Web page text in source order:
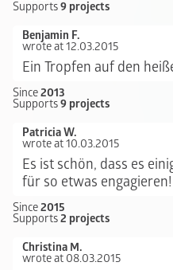
Supports9 projects
Benjamin F.
wrote at 12.03.2015
Ein Tropfen auf den
Since2013
Supports9 projects
Patricia W.
wrote at 10.03.2015
Es ist schön, dass es
für so etwas
Since2015
Supports2 projects
Christina M.
wrote at 08.03.2015